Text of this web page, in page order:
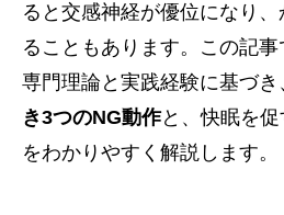
ると交感神経が優位になり
ることもあります。この記
専門理論と実践経験に基づき
き3つのNG動作と、快眠を促
をわかりやすく解説します。